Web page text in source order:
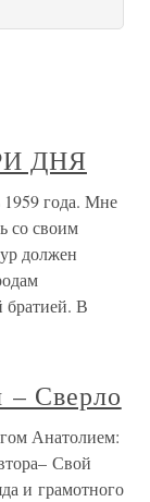
ДНЯ
года. Мне
со своим
должен
братией. В
– Сверло
Анатолием:
Свой
и грамотного